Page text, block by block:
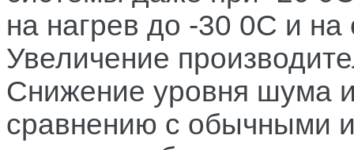
на нагрев до -30 0C и
Увеличение
Снижение уровня шума
сравнению с обычными